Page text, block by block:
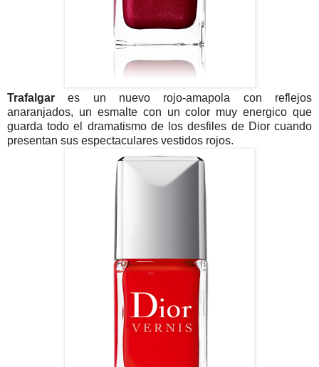
Trafalgar es un nuevo rojo-amapola con reflejos
anaranjados, un esmalte con un color muy energico que
guarda todo el dramatismo de los desfiles de Dior cuando
presentan sus espectaculares vestidos rojos.